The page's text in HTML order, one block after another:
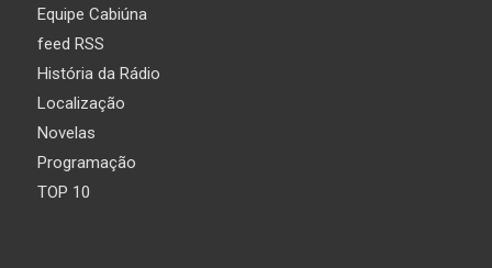
Equipe Cabiúna
feed RSS
História da Rádio
Localização
Novelas
Programação
TOP 10